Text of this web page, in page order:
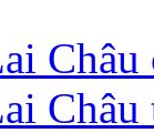
Châu
Châu